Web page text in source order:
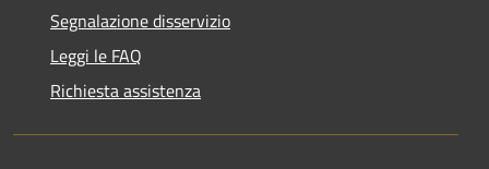
Segnalazione disservizio
Leggi le FAQ
Richiesta assistenza